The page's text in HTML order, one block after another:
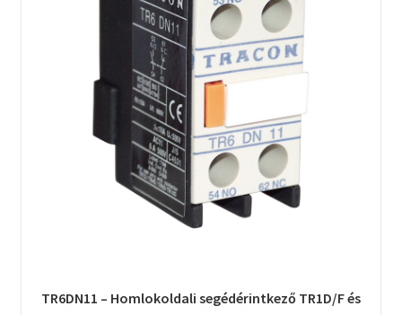
TR6DN11 – Homlokoldali segédérintkező TR1D/F és